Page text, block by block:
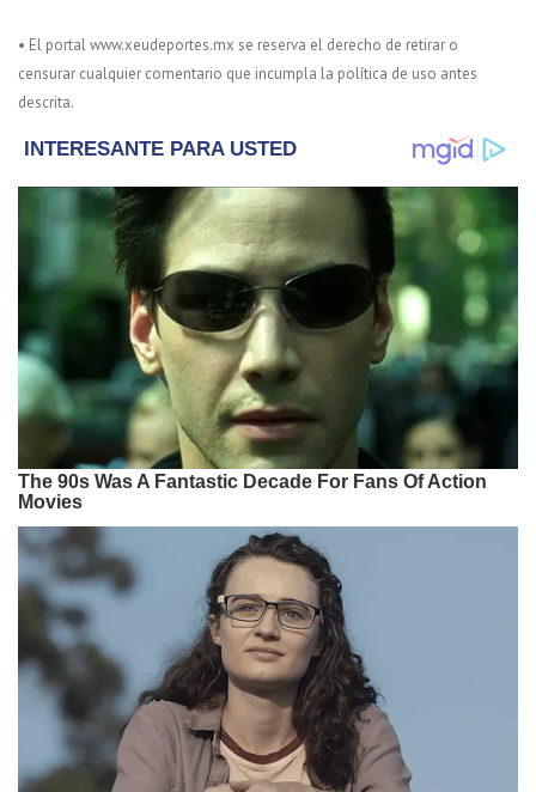
• El portal www.xeudeportes.mx se reserva el derecho de retirar o
censurar cualquier comentario que incumpla la política de uso antes
descrita.